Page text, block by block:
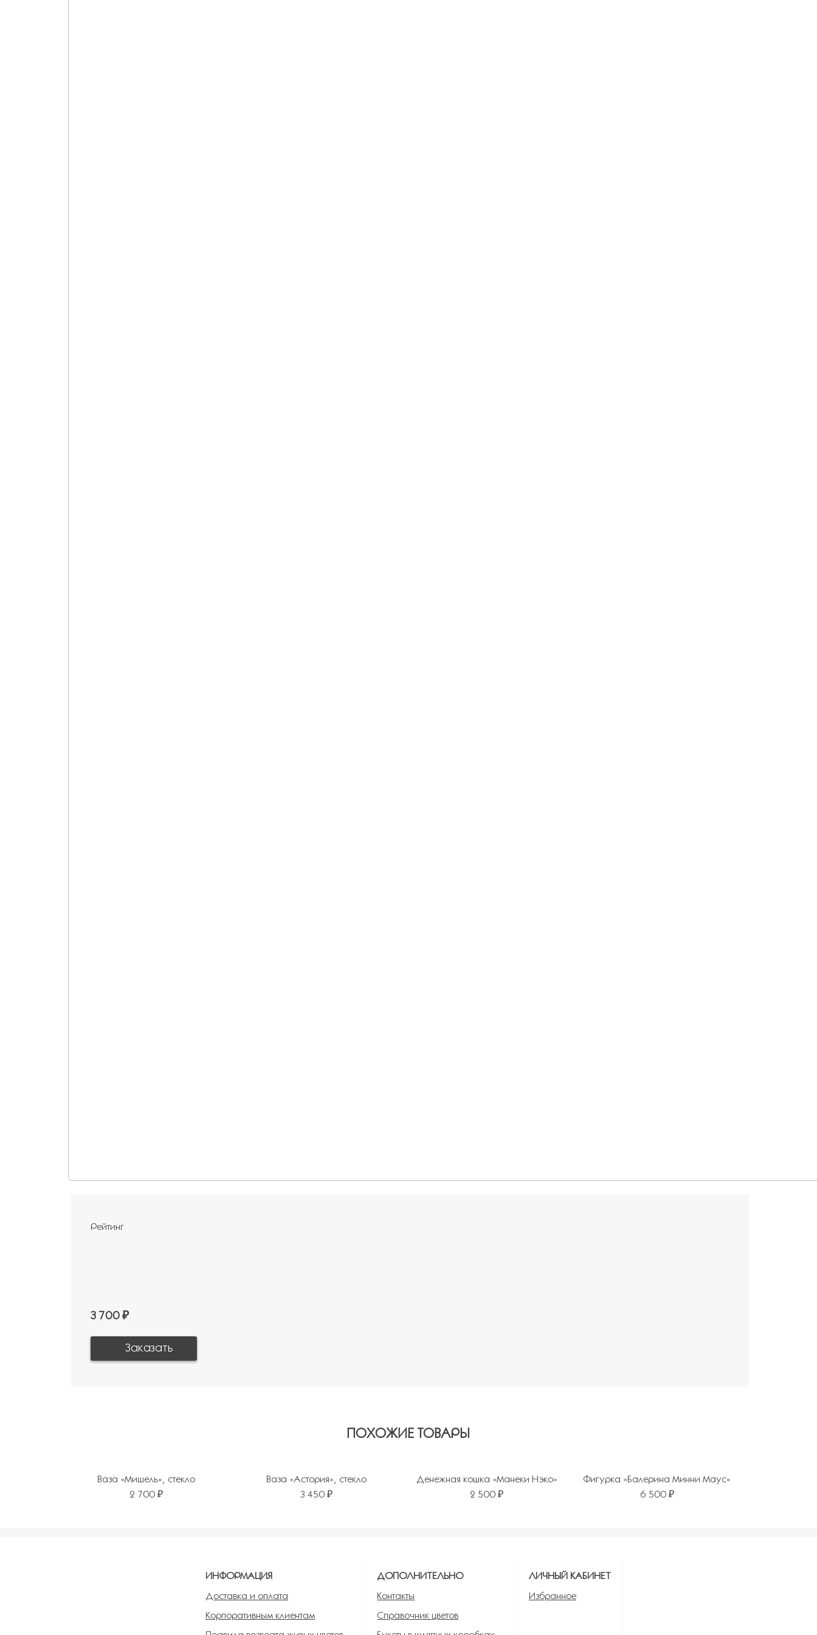
Рейтинг
3 700 ₽
ПОХОЖИЕ ТОВАРЫ
Ваза «Мишель», стекло
2 700 ₽
Ваза «Астория», стекло
3 450 ₽
Денежная кошка «Манеки Нэко»
2 500 ₽
Фигурка «Балерина Минни Маус»
6 500 ₽
ИНФОРМАЦИЯ
Доставка и оплата
Корпоративным клиентам
ДОПОЛНИТЕЛЬНО
Контакты
Справочник цветов
ЛИЧНЫЙ КАБИНЕТ
Избранное